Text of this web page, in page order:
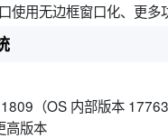
使用无边框窗口化、更多
（OS 内部版本
高版本